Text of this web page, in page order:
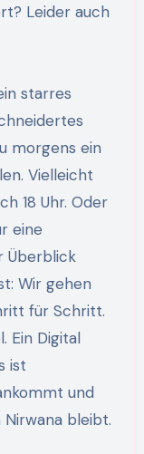
Leider auch
starres
morgens ein
Vielleicht
18 Uhr. Oder
eine
Überblick
Wir gehen
für Schritt.
Ein Digital
ist
und
bleibt.